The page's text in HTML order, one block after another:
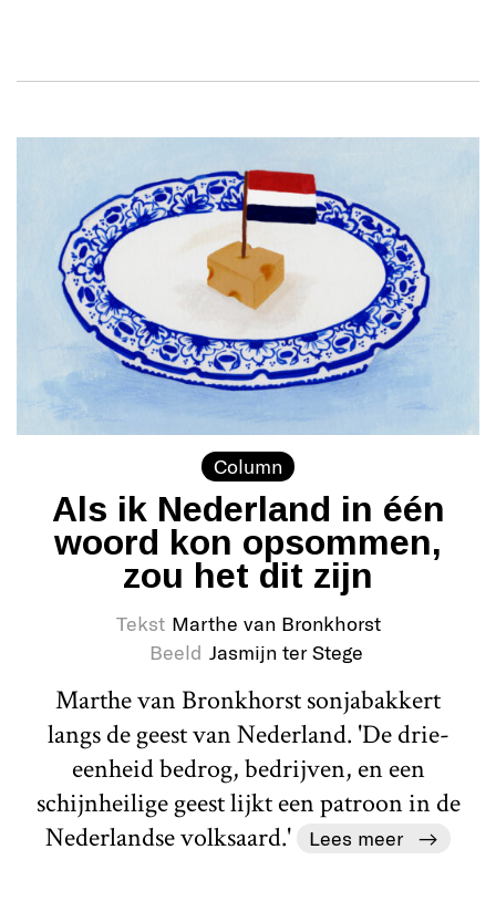
Column
Als ik Nederland in één
woord kon opsommen,
zou het dit zijn
Tekst Marthe van Bronkhorst
Beeld Jasmijn ter Stege
Marthe van Bronkhorst sonjabakkert
langs de geest van Nederland. 'De drie-
eenheid bedrog, bedrijven, en een
schijnheilige geest lijkt een patroon in de
Nederlandse volksaard.'
Lees meer